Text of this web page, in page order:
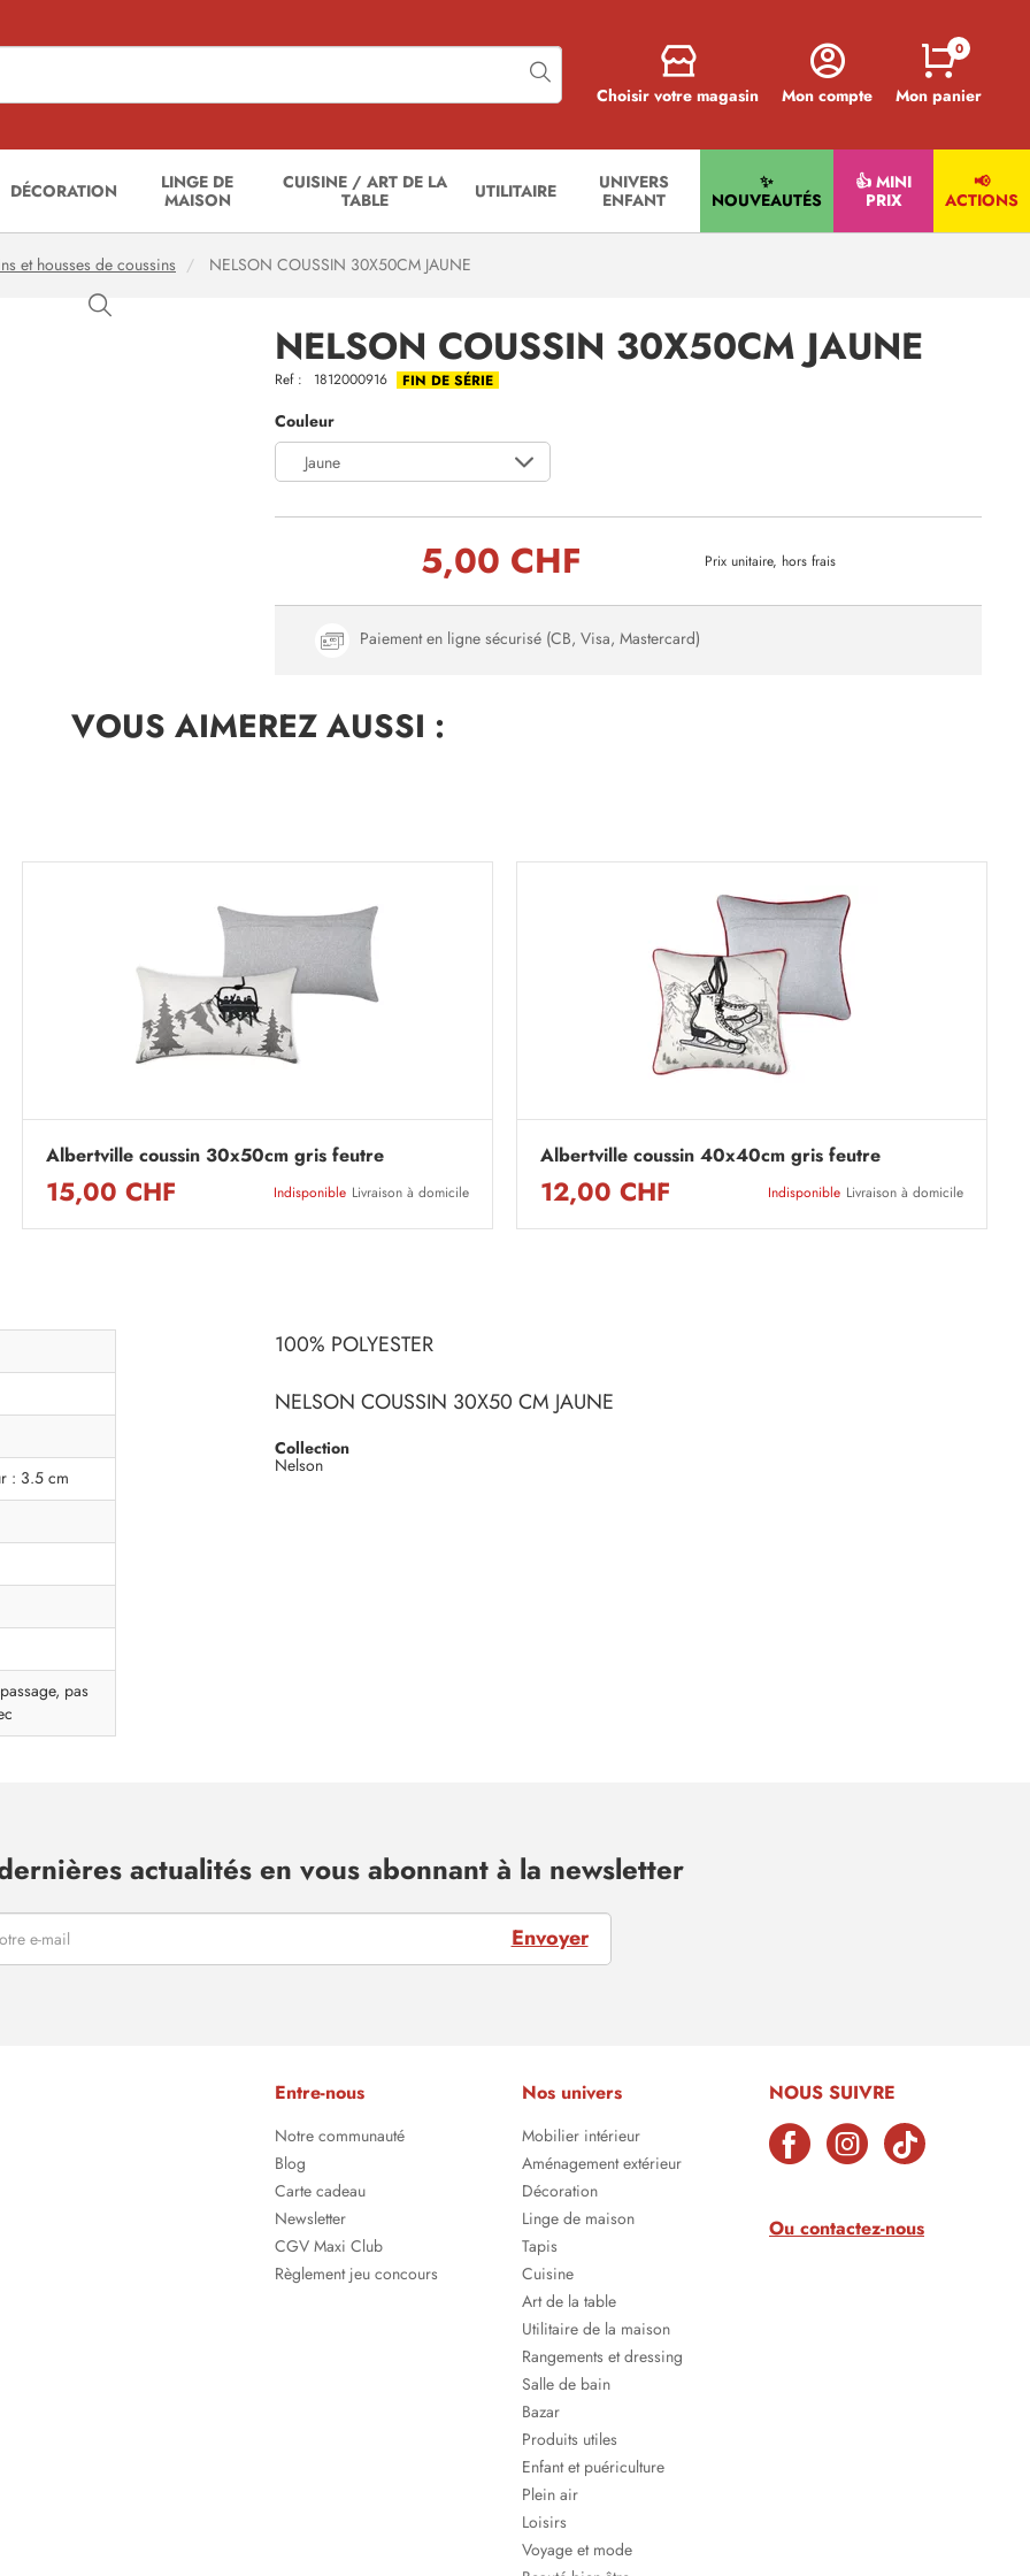
Choisir votre magasin Mon compte Mon panier
0
DÉCORATION
LINGE DE
MAISON
CUISINE / ART DE LA
TABLE
UTILITAIRE
UNIVERS
ENFANT
✨
NOUVEAUTÉS
👍 MINI
PRIX
📢
ACTIONS
et housses de coussins NELSON COUSSIN 30X50CM JAUNE
NELSON COUSSIN 30X50CM JAUNE
Ref : 1812000916 FIN DE SÉRIE
Couleur
Jaune
5,00 CHF Prix unitaire, hors frais
Paiement en ligne sécurisé (CB, Visa, Mastercard)
VOUS AIMEREZAUSSI :
Albertville coussin 30x50cm gris feutre
15,00 CHF Indisponible Livraison à domicile
Albertville coussin 40x40cm gris feutre
12,00 CHF Indisponible Livraison à domicile
: 3.5 cm
pas
100% POLYESTER
NELSON COUSSIN 30X50 CM JAUNE
Collection
Nelson
actualités en vous abonnant à la newsletter
Envoyer
Entre-nous
Notre communauté
Blog
Carte cadeau
Newsletter
CGV Maxi Club
Règlement jeu concours
Nos univers
Mobilier intérieur
Aménagement extérieur
Décoration
Linge de maison
Tapis
Cuisine
Art de la table
Utilitaire de la maison
Rangements et dressing
Salle de bain
Bazar
Produits utiles
Enfant et puériculture
Plein air
Loisirs
Voyage et mode
NOUS SUIVRE
Ou contactez-nous